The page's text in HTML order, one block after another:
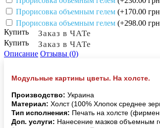
Прорисовка объемным гелем (+170.00
Прорисовка объемным гелем (+298.00
Купить
Заказ в ЧАТе
Купить Заказ в ЧАТе
Описание Отзывы (0)
Модульные картины цветы. На холсте.
Производство: Украина
Материал: Холст (100% Хлопок среднее
Тип исполнения: Печать на холсте
Доп. услуги: Нанесение мазков объемным